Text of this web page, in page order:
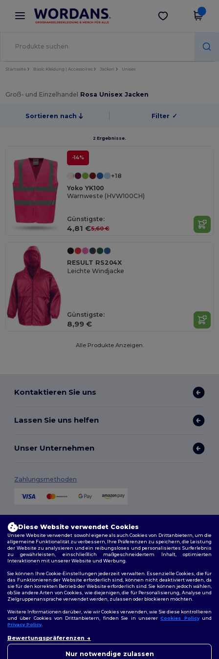
× Wordans App
Bessere Preise in der App!
App holen
Startseite Basic Kleidung | Accessoires Jacken Unisex
Groß- und Einzelhandel Rosa Unisex Jacken
Sortieren nach Filter ✓
2 Ergebnisse.
-14%
+18
Yoko YK100
Warnweste (HVW100CH)
Günstigste:
4,81 €5,60 €
RESULT RS204X
Leichte Windjacke
Günstigste:
8,99 €
Alle Produkte Anzeigen.
Kontaktieren Sie uns
Lassen Sie uns helfen
Unser Unternehmen
Zahlungsmethoden
Allgemeine Geschäftsbedingungen
Datenschutzbestimmungen|Cookie-Richtlinie|Site Map
Folge uns
Diese Website verwendet Cookies
Unsere Website verwendet sowohl eigene als auch Cookies von Drittanbietern, um die
allgemeine Funktionalität zu verbessern, Ihre Präferenzen zu speichern, die Leistung
der Website zu analysieren und ein reibungsloses und personalisiertes Surferlebnis
zu gewährleisten, einschließlich maßgeschneidertem Inhalt, optimierten
Interaktionen mit unserer Website und Werbung.
Sie können Ihre Cookie-Einstellungen jederzeit verwalten. Essenzielle Cookies, die für
das Funktionieren der Website erforderlich sind, können nicht deaktiviert werden, da
sie für den korrekten Betrieb der Website erforderlich sind. Sie können jedoch wählen,
ob Sie andere Arten von Cookies, wie diejenigen, die für Personalisierung, Analyse und
Zielgruppenansprache verwendet werden, zulassen oder blockieren möchten.
Weitere Informationen darüber, wie wir Cookies verwenden, wie Sie diese kontrollieren
und über Cookies von Drittanbietern, finden Sie in unsererCookies Policyund
Privacy Policy.
Bewertungspräferenzen
Nur notwendige zulassen
uns jederzeit kontaktieren.